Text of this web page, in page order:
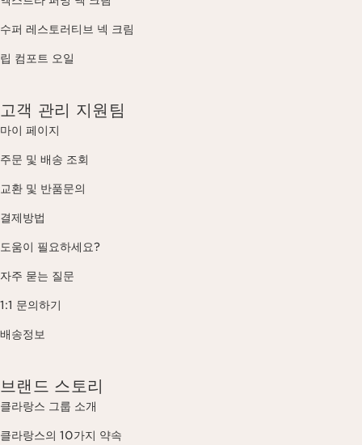
수퍼 레스토러티브 넥 크림
립 컴포트 오일
고객 관리 지원팀
마이 페이지
주문 및 배송 조회
교환 및 반품문의
결제방법
도움이 필요하세요?
자주 묻는 질문
1:1 문의하기
배송정보
브랜드 스토리
클라랑스 그룹 소개
클라랑스의 10가지 약속